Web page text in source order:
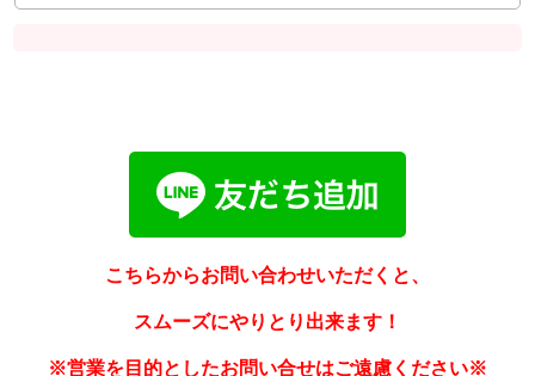
こちらからお問い合わせいただくと、
スムーズにやりとり出来ます！
※営業を目的としたお問い合せはご遠慮ください※